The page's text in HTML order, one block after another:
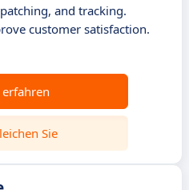
and tracking.
customer satisfaction.
Sie